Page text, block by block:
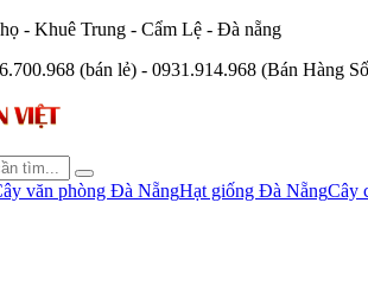
- Khuê Trung - Cẩm Lệ - Đà nẵng
(bán lẻ) - 0931.914.968 (Bán Hàng
văn phòng Đà NẵngHạt giống Đà NẵngCây